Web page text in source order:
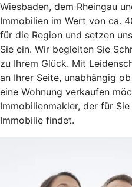
Wiesbaden, dem Rheingau
Immobilien im Wert von ca.
für die Region und setzen
Sie ein. Wir begleiten Sie
zu Ihrem Glück. Mit
an Ihrer Seite, unabhängig
eine Wohnung verkaufen
Immobilienmakler, der für
Immobilie findet.